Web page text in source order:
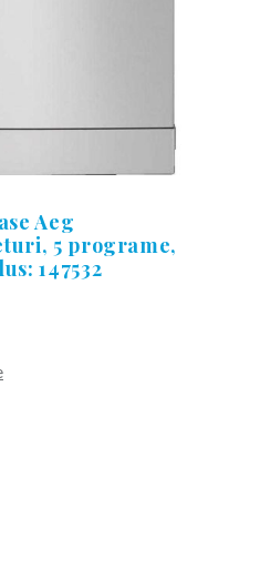
Aeg
5 programe,
147532
lei.